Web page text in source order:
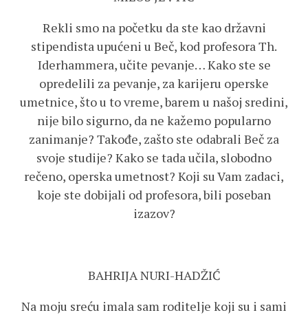
Rekli smo na početku da ste kao državni
stipendista upućeni u Beč, kod profesora Th.
Iderhammera, učite pevanje… Kako ste se
opredelili za pevanje, za karijeru operske
umetnice, što u to vreme, barem u našoj sredini,
nije bilo sigurno, da ne kažemo popularno
zanimanje? Takođe, zašto ste odabrali Beč za
svoje studije? Kako se tada učila, slobodno
rečeno, operska umetnost? Koji su Vam zadaci,
koje ste dobijali od profesora, bili poseban
izazov?
BAHRIJA NURI-HADŽIĆ
Na moju sreću imala sam roditelje koji su i sami